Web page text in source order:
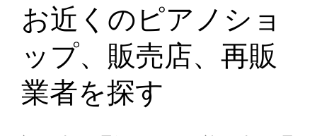
お近くのピアノショ
ップ、販売店、再販
業者を探す